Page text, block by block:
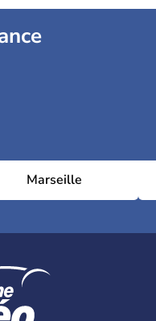
Marseille